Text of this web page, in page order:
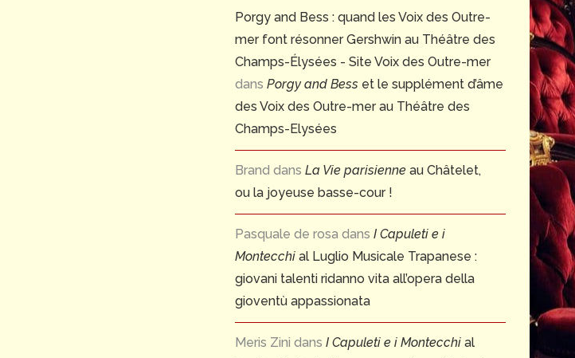
Porgy and Bess : quand les Voix des Outre-
mer font résonner Gershwin au Théâtre des
Champs-Élysées - Site Voix des Outre-mer
dans Porgy and Bess et le supplément d’âme
des Voix des Outre-mer au Théâtre des
Champs-Elysées
Brand dans La Vie parisienne au Châtelet,
ou la joyeuse basse-cour !
Pasquale de rosa dans I Capuleti e i
Montecchi al Luglio Musicale Trapanese :
giovani talenti ridanno vita all’opera della
gioventù appassionata
Meris Zini dans I Capuleti e i Montecchi al